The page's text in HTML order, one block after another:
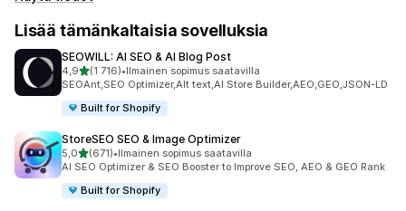
Lisää tämänkaltaisia sovelluksia
SEOWILL: AI SEO & AI Blog Post
4,9/ 5 tähteä
(1 716)
1716 arvostelua yhteensä
•Ilmainen sopimus saatavilla
SEOAnt,SEO Optimizer,Alt text,AI Store Builder,AEO,GEO,JSON-LD
Built for Shopify
StoreSEO SEO & Image Optimizer
5,0/ 5 tähteä
(671)
671 arvostelua yhteensä
•Ilmainen sopimus saatavilla
AI SEO Optimizer & SEO Booster to Improve SEO, AEO & GEO Rank
Built for Shopify